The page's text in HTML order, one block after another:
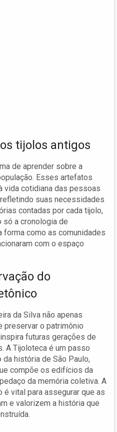
tijolos antigos
de aprender sobre a
Esses artefatos
vida cotidiana das pessoas
suas necessidades
contadas por cada tijolo,
só a cronologia de
forma como as comunidades
com o espaço
do
da Silva não apenas
preservar o patrimônio
futuras gerações de
A Tijoloteca é um passo
história de São Paulo,
compõe os edifícios da
da memória coletiva. A
vital para assegurar que as
e valorizem a história que